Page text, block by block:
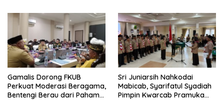
Gamalis Dorong FKUB
Perkuat Moderasi Beragama,
Bentengi Berau dari Paham
Sri Juniarsih Nahkodai
Mabicab, Syarifatul Syadiah
Pimpin Kwarcab Pramuka